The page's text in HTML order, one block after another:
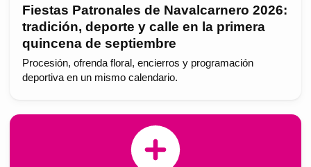
Fiestas Patronales de Navalcarnero 2026:
tradición, deporte y calle en la primera
quincena de septiembre
Procesión, ofrenda floral, encierros y programación
deportiva en un mismo calendario.